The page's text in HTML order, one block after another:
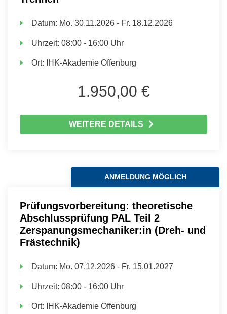
Datum: Mo. 30.11.2026 - Fr. 18.12.2026
Uhrzeit:08:00 - 16:00 Uhr
Ort: IHK-Akademie Offenburg
1.950,00 €
WEITERE DETAILS
ANMELDUNG MÖGLICH
Prüfungsvorbereitung: theoretische
Abschlussprüfung PAL Teil 2
Zerspanungsmechaniker:in (Dreh- und
Frästechnik)
Datum: Mo. 07.12.2026 - Fr. 15.01.2027
Uhrzeit:08:00 - 16:00 Uhr
Ort: IHK-Akademie Offenburg